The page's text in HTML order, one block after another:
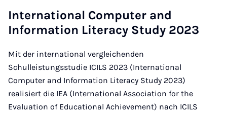
International Computer and
Information Literacy Study 2023
Mit der international vergleichenden
Schulleistungsstudie ICILS 2023 (International
Computer and Information Literacy Study 2023)
realisiert die IEA (International Association for the
Evaluation of Educational Achievement) nach ICILS